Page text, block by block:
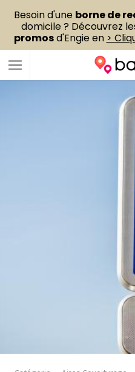
Besoin d'une borne de
domicile ? Découvrez
promosd'Engie en >